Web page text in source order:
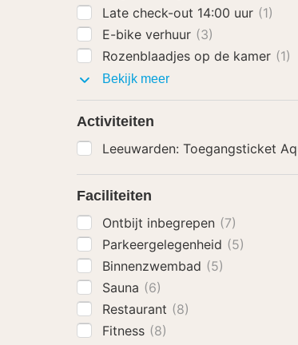
Late check-out 14:00 uur (1)
E-bike verhuur (3)
Rozenblaadjes op de kamer (1)
Bekijk meerHotel
Activiteiten
Leeuwarden: Toegangsticket
Faciliteiten
Ontbijt inbegrepen (7)
Parkeergelegenheid (5)
Binnenzwembad (5)
Sauna (6)
Restaurant (8)
Fitness (8)